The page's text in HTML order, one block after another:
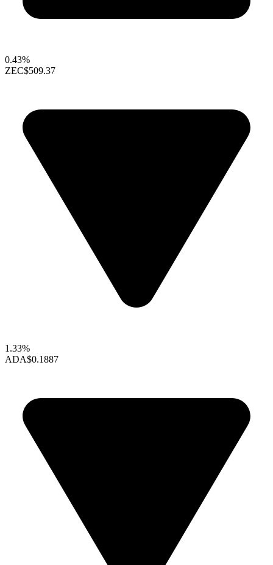
0.43%
ZEC$509.37
1.33%
ADA$0.1887